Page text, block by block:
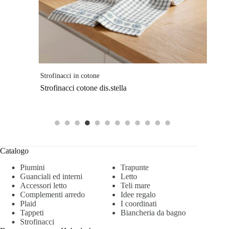
Strofinacci in cotone
Strofinacci cotone dis.stella
Catalogo
Piumini
Trapunte
Guanciali ed interni
Letto
Accessori letto
Teli mare
Complementi arredo
Idee regalo
Plaid
I coordinati
Tappeti
Biancheria da bagno
Strofinacci